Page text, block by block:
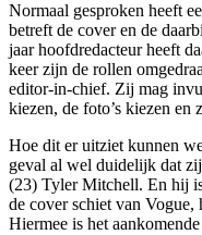
Normaal gesproken heeft
betreft de cover en de
jaar hoofdredacteur heeft
keer zijn de rollen
editor-in-chief. Zij mag
kiezen, de foto’s kiezen en
Hoe dit er uitziet kunnen
geval al wel duidelijk dat
(23) Tyler Mitchell. En hij
de cover schiet van Vogue,
Hiermee is het